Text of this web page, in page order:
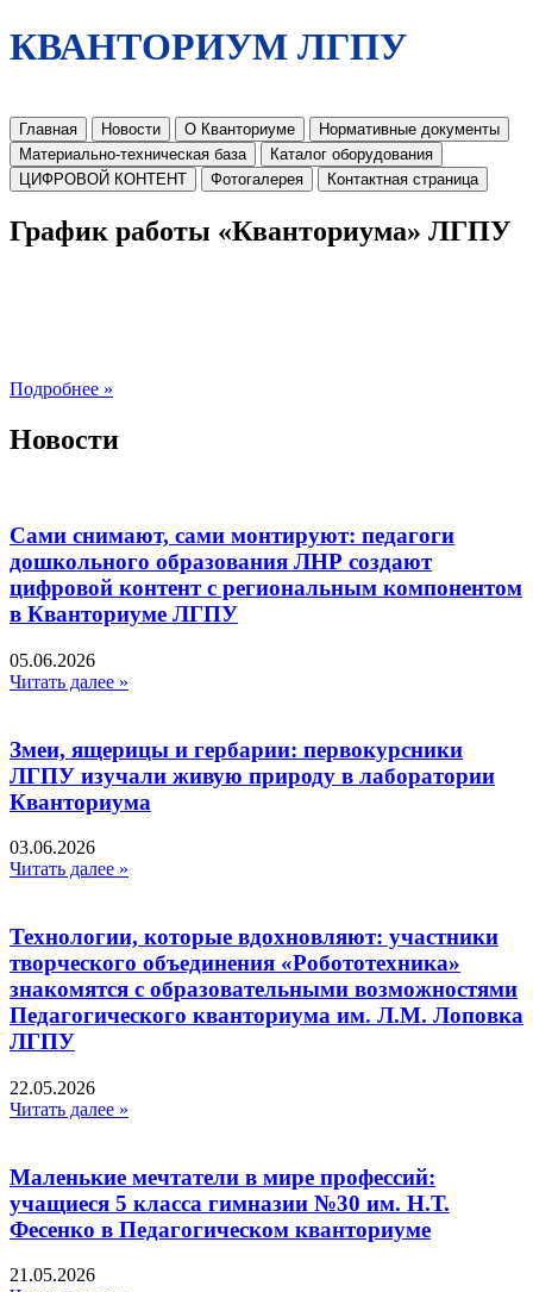
КВАНТОРИУМ ЛГПУ
Главная Новости О Кванториуме
Нормативные документы
Материально-техническая база
Каталог оборудования
ЦИФРОВОЙ КОНТЕНТ
Фотогалерея Контактная страница
График работы «Кванториума» ЛГПУ
Подробнее »
Новости
Сами снимают, сами монтируют: педагоги
дошкольного образования ЛНР создают
цифровой контент с региональным компонентом
в Кванториуме ЛГПУ​
05.06.2026
Читать далее »
Змеи, ящерицы и гербарии: первокурсники
ЛГПУ изучали живую природу в лаборатории
Кванториума
03.06.2026
Читать далее »
Технологии, которые вдохновляют: участники
творческого объединения «Робототехника»
знакомятся с образовательными возможностями
Педагогического кванториума им. Л.М. Лоповка
ЛГПУ
22.05.2026
Читать далее »
Маленькие мечтатели в мире профессий:
учащиеся 5 класса гимназии №30 им. Н.Т.
Фесенко в Педагогическом кванториуме
21.05.2026